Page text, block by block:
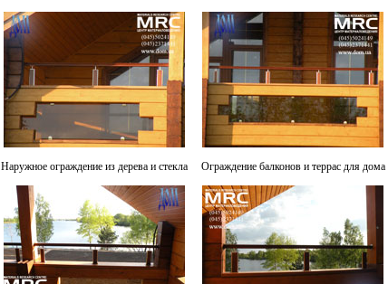
Наружное ограждение из дерева и стекла Ограждение балконов и террас для дома